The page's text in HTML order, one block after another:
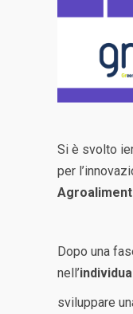
Si è svolto
per
Dopo una
nell’
sviluppare